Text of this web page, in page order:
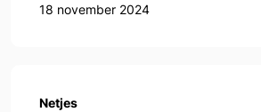
18 november 2024
Netjes